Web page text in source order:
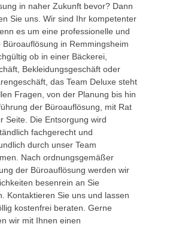
in naher Zukunft bevor? Dann
Sie uns. Wir sind Ihr kompetenter
es um eine professionelle und
Büroauflösung in Remmingsheim
ob in einer Bäckerei,
Bekleidungsgeschäft oder
das Team Deluxe steht
Fragen, von der Planung bis hin
der Büroauflösung, mit Rat
Seite. Die Entsorgung wird
fachgerecht und
durch unser Team
Nach ordnungsgemäßer
der Büroauflösung werden wir
besenrein an Sie
Kontaktieren Sie uns und lassen
kostenfrei beraten. Gerne
wir mit Ihnen einen